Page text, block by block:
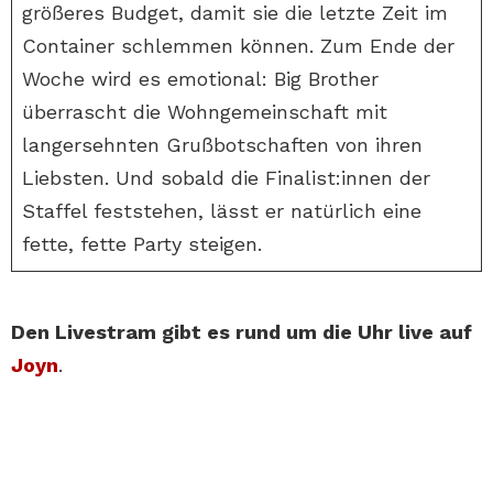
größeres Budget, damit sie die letzte Zeit im
Container schlemmen können. Zum Ende der
Woche wird es emotional: Big Brother
überrascht die Wohngemeinschaft mit
langersehnten Grußbotschaften von ihren
Liebsten. Und sobald die Finalist:innen der
Staffel feststehen, lässt er natürlich eine
fette, fette Party steigen.
Den Livestram gibt es rund um die Uhr live auf
Joyn.